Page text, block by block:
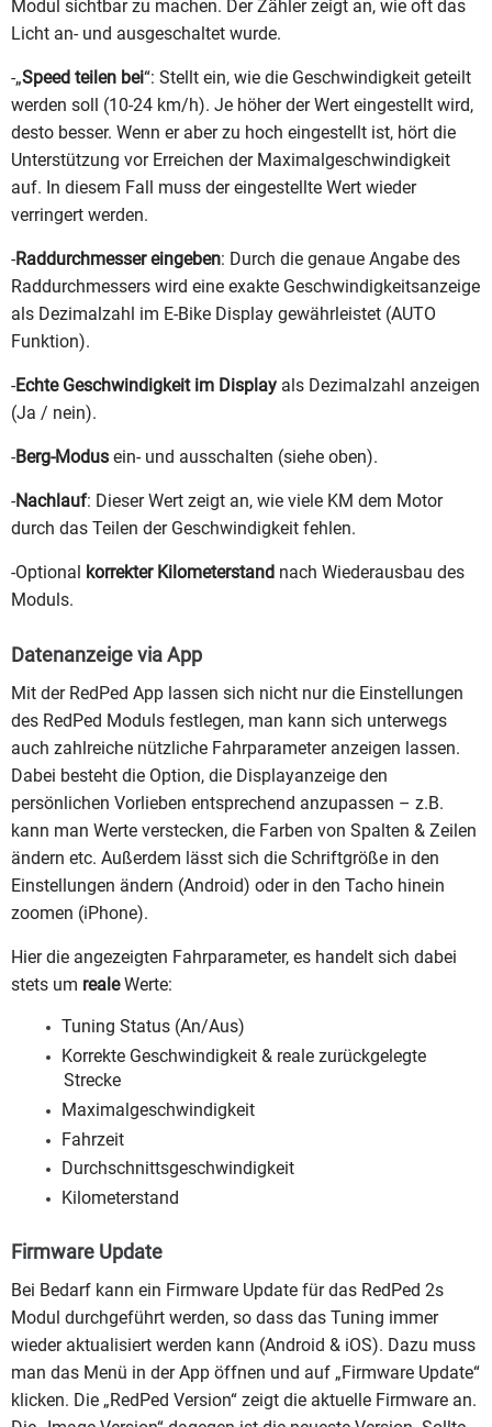
Modul sichtbar zu machen. Der Zähler zeigt an, wie oft das
Licht an- und ausgeschaltet wurde.
-„Speed teilen bei“: Stellt ein, wie die Geschwindigkeit geteilt
werden soll (10-24 km/h). Je höher der Wert eingestellt wird,
desto besser. Wenn er aber zu hoch eingestellt ist, hört die
Unterstützung vor Erreichen der Maximalgeschwindigkeit
auf. In diesem Fall muss der eingestellte Wert wieder
verringert werden.
-Raddurchmesser eingeben: Durch die genaue Angabe des
Raddurchmessers wird eine exakte Geschwindigkeitsanzeige
als Dezimalzahl im E-Bike Display gewährleistet (AUTO
Funktion).
-Echte Geschwindigkeit im Display als Dezimalzahl anzeigen
(Ja / nein).
-Berg-Modus ein- und ausschalten (siehe oben).
-Nachlauf: Dieser Wert zeigt an, wie viele KM dem Motor
durch das Teilen der Geschwindigkeit fehlen.
-Optional korrekter Kilometerstand nach Wiederausbau des
Moduls.
Datenanzeige via App
Mit der RedPed App lassen sich nicht nur die Einstellungen
des RedPed Moduls festlegen, man kann sich unterwegs
auch zahlreiche nützliche Fahrparameter anzeigen lassen.
Dabei besteht die Option, die Displayanzeige den
persönlichen Vorlieben entsprechend anzupassen – z.B.
kann man Werte verstecken, die Farben von Spalten & Zeilen
ändern etc. Außerdem lässt sich die Schriftgröße in den
Einstellungen ändern (Android) oder in den Tacho hinein
zoomen (iPhone).
Hier die angezeigten Fahrparameter, es handelt sich dabei
stets um realeWerte:
Tuning Status (An/Aus)
Korrekte Geschwindigkeit & reale zurückgelegte
Strecke
Maximalgeschwindigkeit
Fahrzeit
Durchschnittsgeschwindigkeit
Kilometerstand
Firmware Update
Bei Bedarf kann ein Firmware Update für das RedPed 2s
Modul durchgeführt werden, so dass das Tuning immer
wieder aktualisiert werden kann (Android & iOS). Dazu muss
man das Menü in der App öffnen und auf „Firmware Update“
klicken. Die „RedPed Version“ zeigt die aktuelle Firmware an.